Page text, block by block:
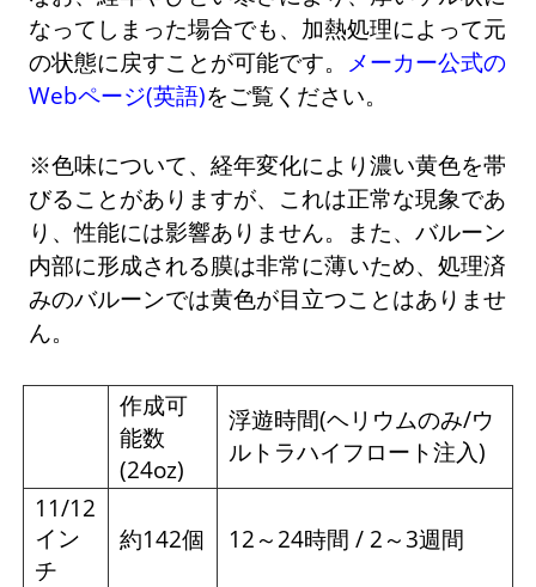
なってしまった場合でも、加熱処理によって元
の状態に戻すことが可能です。 メーカー公式の
Webページ(英語)をご覧ください。
※色味について、経年変化により濃い黄色を帯
びることがありますが、これは正常な現象であ
り、性能には影響ありません。また、バルーン
内部に形成される膜は非常に薄いため、処理済
みのバルーンでは黄色が目立つことはありませ
ん。
作成可
能数
(24oz)
浮遊時間(ヘリウムのみ/ウ
ルトラハイフロート注入)
11/12
イン
チ
約142個 12～24時間 / 2～3週間